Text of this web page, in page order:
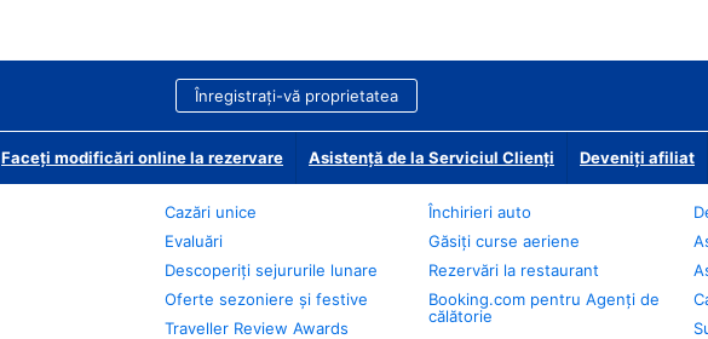
Înregistrați-vă proprietatea
Faceți modificări online la rezervare Asistență de la Serviciul Clienți Deveniţi afiliat
Cazări unice
Evaluări
Descoperiți sejururile lunare
Oferte sezoniere și festive
Traveller Review Awards
Închirieri auto
Găsiți curse aeriene
Rezervări la restaurant
Booking.com pentru Agenți de
călătorie